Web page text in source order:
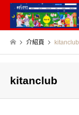
介紹頁 kitanclub
kitanclub